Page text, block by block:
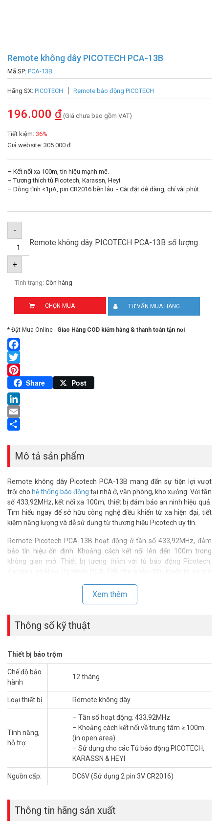
Remote không dây PICOTECH PCA-13B
Mã SP: PCA-13B
Hãng SX: PICOTECH Remote báo động PICOTECH
196.000 đ (Giá chưa bao gồm VAT)
Tiết kiệm: 36%
Giá website: 305.000 đ
– Kết nối xa 100m, tín hiệu mạnh mẽ.
– Tương thích tủ Picotech, Karassn, Heyi.
– Dòng tĩnh <1µA, pin CR2016 bền lâu. - Cài đặt dễ dàng, chỉ vài phút.
-
Remote không dây PICOTECH PCA-13B số lượng
+
Tình trạng: Còn hàng
CHỌN MUA TƯ VẤN MUA HÀNG
* Đặt Mua Online - Giao Hàng COD kiểm hàng & thanh toán tận nơi
Facebook
Twitter
Pinterest
Share Post
LinkedIn
Email
Mô tả sản phẩm
Remote không dây Picotech PCA-13B mang đến sự tiện lợi vượt
trội cho hệ thống báo động tại nhà ở, văn phòng, kho xưởng. Với tần
số 433,92MHz, kết nối xa 100m, thiết bị đảm bảo an ninh hiệu quả.
Tìm hiểu ngay để sở hữu công nghệ điều khiển từ xa hiện đại, tiết
kiệm năng lượng và dễ sử dụng từ thương hiệu Picotech uy tín.
Remote Picotech PCA-13B hoạt động ở tần số 433,92MHz, đảm
bảo tín hiệu ổn định. Khoảng cách kết nối lên đến 100m trong
không gian mở. Thiết bị tương thích với tủ báo động Picotech,
lớn. Cài đặt đơn giản, chỉ mất vài phút.
xưởng. Người dùng điều khiển hệ thống an ninh từ xa, đảm bảo an
toàn khu vực rộng. Thiết bị nhỏ gọn, dễ mang theo mọi lúc.
Thông số kỹ thuật remote điều khiển
không dây PICOTECH PCA-13B
– Tần số hoạt động: 433,92MHz
– Nguồn cấp: DC6V (Sử dụng 2 pin 3V CR2016)
– Dòng tĩnh: < 1µA, dòng hoạt động: < 1mA - Nhiệt độ hoạt động:
-10°C-+60°C - Độ ẩm: < 80% RH (không ngưng tụ) - Sử dụng cho
các Tủ báo động PICOTECH, KARASSN & HEYI - Bảo hành: 24
tháng. - Xuất xứ: Đài Loan.
Remote không dây Picotech PCA-13B mang lại sự tiện lợi, tiết kiệm
năng lượng với kết nối xa, tín hiệu ổn định. Sản phẩm hoàn hảo cho
mọi không gian cần an ninh. Liên hệ Vũ Hoàng Telecom ngay để
hỗ trợ tốt nhất. Tham khảo thêm thông tin tại
Vuhoangtelecomnhé.
Xem thêm
Thông số kỹ thuật
Thiết bị báo trộm
Chế độ bảo
hành
12 tháng
Loại thiết bị Remote không dây
Tính năng,
hỗ trợ
– Tần số hoạt động: 433,92MHz
– Khoảng cách kết nối về trung tâm ≥ 100m
(in open area)
– Sử dụng cho các Tủ báo động PICOTECH,
KARASSN & HEYI
Nguồn cấp: DC6V (Sử dụng 2 pin 3V CR2016)
Thông tin hãng sản xuất